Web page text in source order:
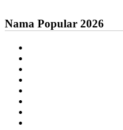
Nama Popular 2026